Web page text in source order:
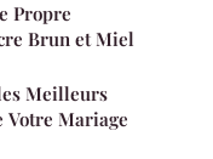
Propre
Brun et Miel
Meilleurs
Votre Mariage